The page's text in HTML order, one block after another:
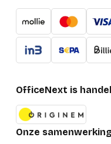
OfficeNext is
Onze